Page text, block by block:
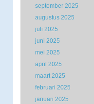
september 2025
augustus 2025
juli 2025
juni 2025
mei 2025
april 2025
maart 2025
februari 2025
januari 2025